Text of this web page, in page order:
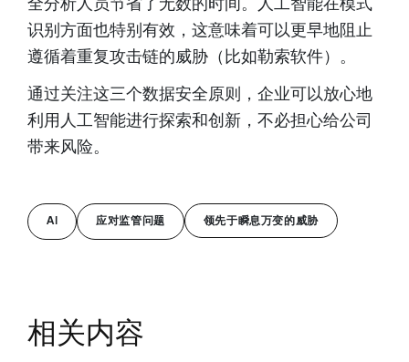
识别方面也特别有效，这意味着可以更早地阻止
遵循着重复攻击链的威胁（比如勒索软件）。
通过关注这三个数据安全原则，企业可以放心地
利用人工智能进行探索和创新，不必担心给公司
带来风险。
AI 应对监管问题 领先于瞬息万变的威胁
相关内容